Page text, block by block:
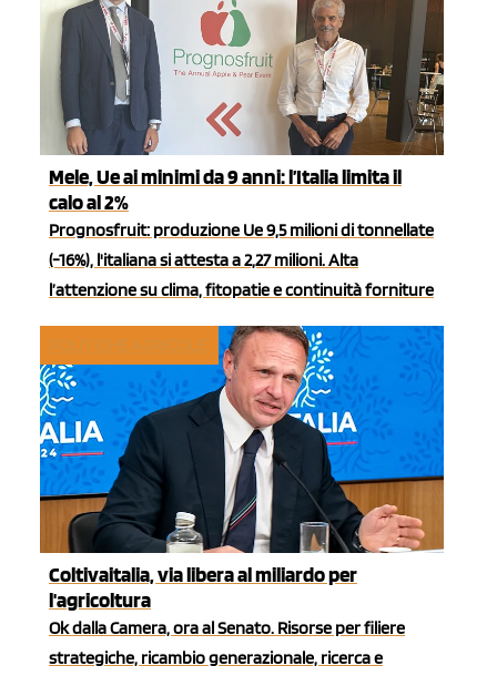
Mele, Ue ai minimi da 9 anni: l’Italia limita il
calo al 2%
Prognosfruit: produzione Ue 9,5 milioni di tonnellate
(-16%), l'italiana si attesta a 2,27 milioni. Alta
l’attenzione su clima, fitopatie e continuità forniture
Coltivaitalia, via libera al miliardo per
l'agricoltura
Ok dalla Camera, ora al Senato. Risorse per filiere
strategiche, ricambio generazionale, ricerca e